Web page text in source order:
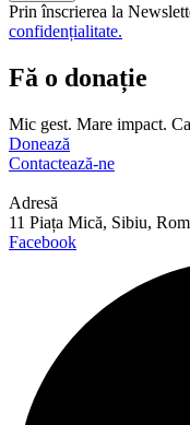
Prin înscrierea la
confidențialitate.
Fă o donație
Mic gest. Mare impact.
Donează
Contactează-ne
Adresă
11 Piața Mică, Sibiu,
Facebook